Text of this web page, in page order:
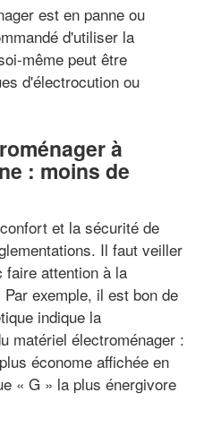
est en panne ou
d'utiliser la
même peut être
d'électrocution ou
à
: moins de
et la sécurité de
Il faut veiller
faire attention à la
exemple, il est bon de
indique la
matériel électroménager :
économe affichée en
« G » la plus énergivore